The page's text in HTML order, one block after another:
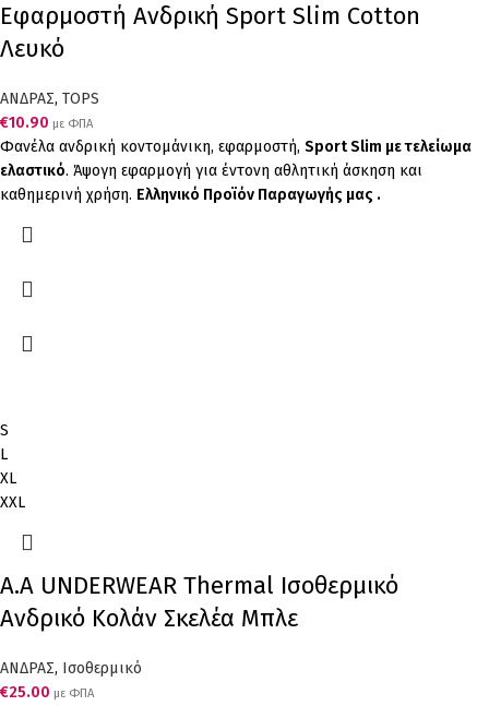
Εφαρμοστή Ανδρική Sport Slim Cotton
Λευκό
ΑΝΔΡΑΣ, TOPS
€10.90 με ΦΠΑ
Φανέλα ανδρική κοντομάνικη, εφαρμοστή, Sport Slim με τελείωμα
ελαστικό. Άψογη εφαρμογή για έντονη αθλητική άσκηση και
καθημερινή χρήση. Ελληνικό Προϊόν Παραγωγής μας .
S
L
XL
XXL
Α.A UNDERWEAR Thermal Ισοθερμικό
Ανδρικό Κολάν Σκελέα Μπλε
ΑΝΔΡΑΣ, Ισοθερμικό
€25.00 με ΦΠΑ